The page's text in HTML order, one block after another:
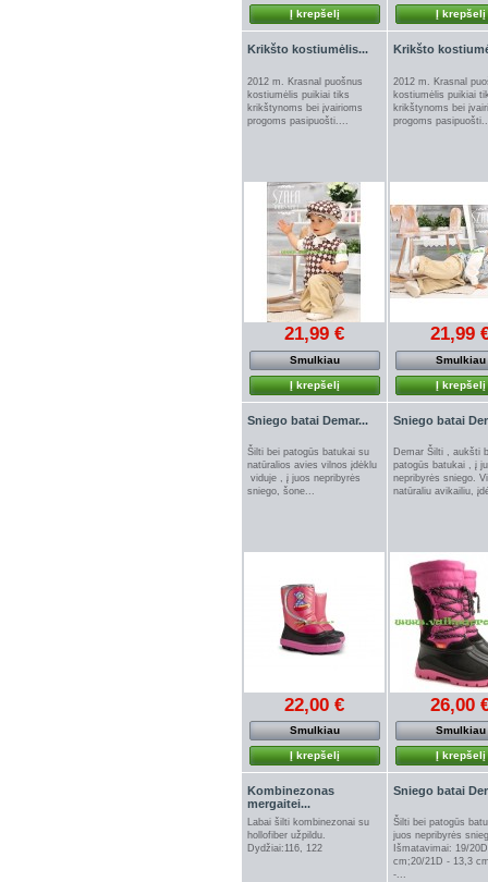
Į krepšelį Į krepšelį
Krikšto kostiumėlis...
2012 m. Krasnal puošnus
kostiumėlis puikiai tiks
krikštynoms bei įvairioms
progoms pasipuošti....
21,99 €
Smulkiau
Į krepšelį
Krikšto
2012 m. Krasnal
kostiumėlis puikiai
krikštynoms bei
progoms
21,99
Smulkiau
Į krepšelį
Sniego batai Demar...
Šilti bei patogūs batukai su
natūralios avies vilnos įdėklu
viduje , į juos nepribyrės
sniego, šone...
22,00 €
Smulkiau
Į krepšelį
Sniego batai
Demar Šilti , aukšti
patogūs batukai , į
nepribyrės sniego.
natūraliu avikailiu,
26,00
Smulkiau
Į krepšelį
Kombinezonas
mergaitei...
Labai šilti kombinezonai su
hollofiber užpildu.
Dydžiai:116, 122
Sniego batai
Šilti bei patogūs
juos nepribyrės
Išmatavimai: 19/
cm;20/21D - 13,3
-...